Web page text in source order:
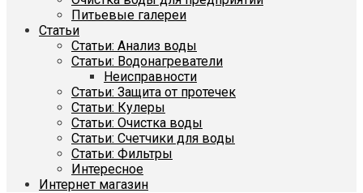
Питьевые галереи
Статьи
Статьи: Анализ воды
Статьи: Водонагреватели
Неисправности
Статьи: Защита от протечек
Статьи: Кулеры
Статьи: Очистка воды
Статьи: Счетчики для воды
Статьи: Фильтры
Интересное
Интернет магазин